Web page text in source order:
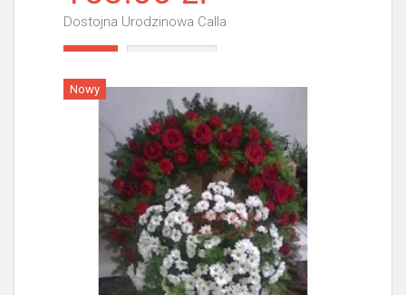
Dostojna Urodzinowa Calla
Nowy